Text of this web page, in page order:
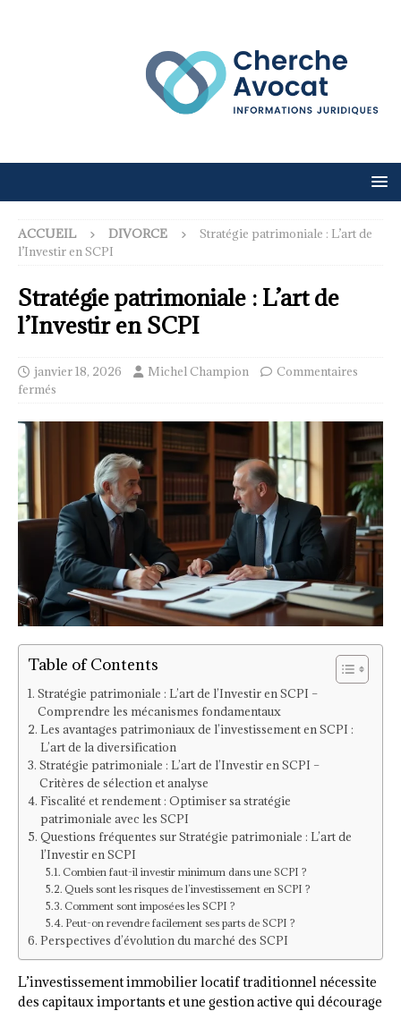
ACCUEIL DIVORCE
Stratégie patrimoniale : L’art de
l’Investir en SCPI
Stratégie patrimoniale : L’art de
l’Investir en SCPI
janvier 18, 2026 Michel Champion
Commentaires
fermés
Table of Contents
Stratégie patrimoniale : L’art de l’Investir en SCPI –
Comprendre les mécanismes fondamentaux
Les avantages patrimoniaux de l’investissement en SCPI :
L’art de la diversification
Stratégie patrimoniale : L’art de l’Investir en SCPI –
Critères de sélection et analyse
Fiscalité et rendement : Optimiser sa stratégie
patrimoniale avec les SCPI
Questions fréquentes sur Stratégie patrimoniale : L’art de
l’Investir en SCPI
Combien faut-il investir minimum dans une SCPI ?
Quels sont les risques de l’investissement en SCPI ?
Comment sont imposées les SCPI ?
Peut-on revendre facilement ses parts de SCPI ?
Perspectives d’évolution du marché des SCPI
L’investissement immobilier locatif traditionnel nécessite
des capitaux importants et une gestion active qui décourage